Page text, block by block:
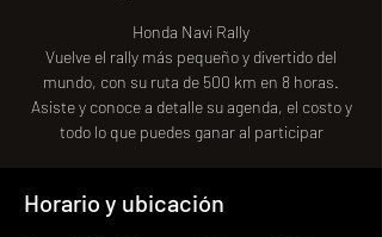
Honda Navi Rally
Vuelve el rally más pequeño y divertido del
mundo, con su ruta de 500 km en 8 horas.
Asiste y conoce a detalle su agenda, el costo y
todo lo que puedes ganar al participar
Horario y ubicación